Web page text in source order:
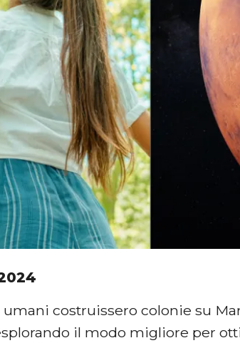
umani costruissero colonie su
il modo migliore per